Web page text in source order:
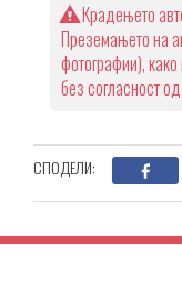
Крадењето
Преземањето на
фотографии),
без согласност
СПОДЕЛИ: